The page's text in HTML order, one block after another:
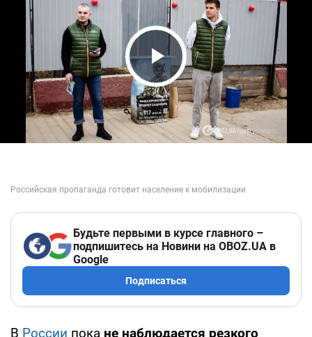
Play Video
Будьте первыми в курсе главного –
подпишитесь на Новини на OBOZ.UA в
Google
Подписаться
В России пока не наблюдается резкого